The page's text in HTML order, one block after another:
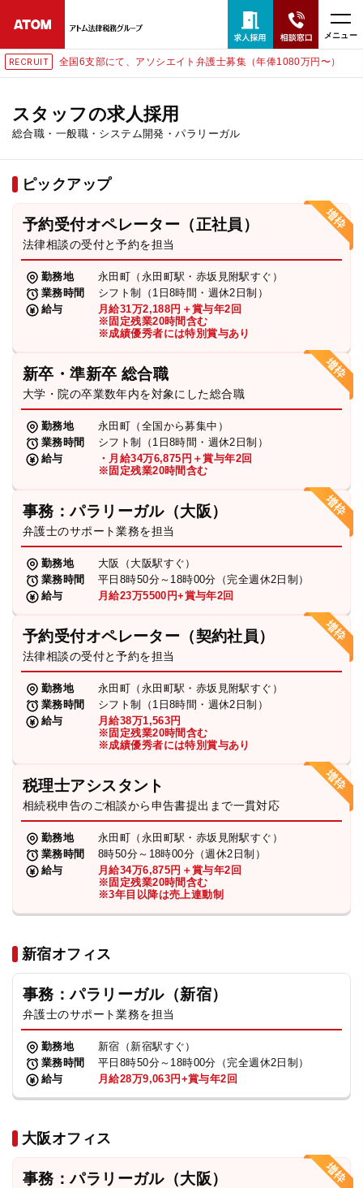
メニュー
RECRUIT 全国6支部にて、アソシエイト弁護士募集（年俸1080万円〜）
スタッフの求人採用
総合職・一般職・システム開発・パラリーガル
ピックアップ
予約受付オペレーター（正社員）
法律相談の受付と予約を担当
勤務地
永田町（永田町駅・赤坂見附駅すぐ）
業務時間
シフト制（1日8時間・週休2日制）
給与
月給31万2,188円＋賞与年2回
※固定残業20時間含む
※成績優秀者には特別賞与あり
新卒・準新卒 総合職
大学・院の卒業数年内を対象にした総合職
勤務地
永田町（全国から募集中）
業務時間
シフト制（1日8時間・週休2日制）
給与
・月給34万6,875円＋賞与年2回
※固定残業20時間含む
事務：パラリーガル（大阪）
弁護士のサポート業務を担当
勤務地
大阪（大阪駅すぐ）
業務時間
平日8時50分～18時00分（完全週休2日制）
給与
月給23万5500円+賞与年2回
予約受付オペレーター（契約社員）
法律相談の受付と予約を担当
勤務地
永田町（永田町駅・赤坂見附駅すぐ）
業務時間
シフト制（1日8時間・週休2日制）
給与
月給38万1,563円
※固定残業20時間含む
※成績優秀者には特別賞与あり
税理士アシスタント
相続税申告のご相談から申告書提出まで一貫対応
勤務地
永田町（永田町駅・赤坂見附駅すぐ）
業務時間
8時50分～18時00分（週休2日制）
給与
月給34万6,875円＋賞与年2回
※固定残業20時間含む
※3年目以降は売上連動制
新宿オフィス
事務：パラリーガル（新宿）
弁護士のサポート業務を担当
勤務地
新宿（新宿駅すぐ）
業務時間
平日8時50分～18時00分（完全週休2日制）
給与
月給28万9,063円+賞与年2回
大阪オフィス
事務：パラリーガル（大阪）
24時間365日全国対応
無料相談窓口はこちら
ホーム
取扱分野
解決実績
弁護士・税理士
費用
求人採用
お知らせ
特設サイト
相談先情報サイト
プライバシーポリシー
TikTok受賞 定義集 動画集